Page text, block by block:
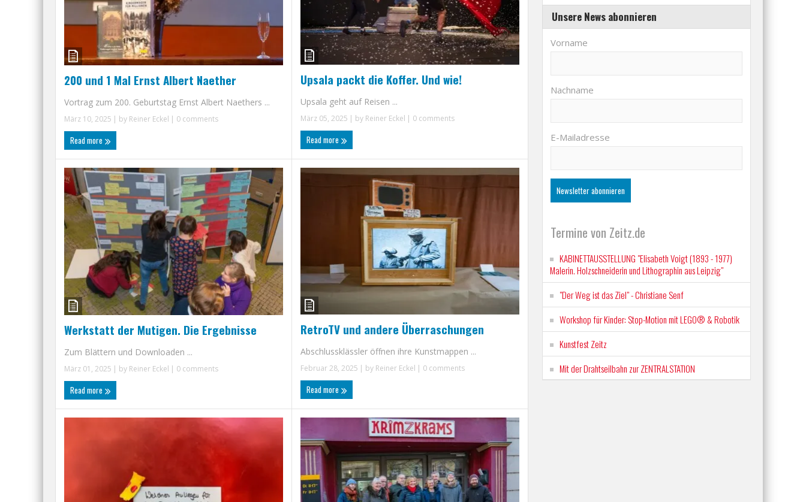
200 und 1 Mal Ernst Albert Naether
Vortrag zum 200. Geburtstag Ernst Albert Naethers ...
März 10, 2025 | by Reiner Eckel | 0 comments
Read more
Upsala packt die Koffer. Und wie!
Upsala geht auf Reisen ...
März 05, 2025 | by Reiner Eckel | 0 comments
Read more
Werkstatt der Mutigen. Die Ergebnisse
Zum Blättern und Downloaden ...
März 01, 2025 | by Reiner Eckel | 0 comments
Read more
RetroTV und andere Überraschungen
Abschlussklässler öffnen ihre Kunstmappen ...
Februar 28, 2025 | by Reiner Eckel | 0 comments
Read more
Unsere News abonnieren
Vorname
Nachname
E-Mailadresse
Termine von Zeitz.de
KABINETTAUSSTELLUNG "Elisabeth Voigt (1893 - 1977)
Malerin. Holzschneiderin und Lithographin aus Leipzig"
"Der Weg ist das Ziel" - Christiane Senf
Workshop für Kinder: Stop-Motion mit LEGO® & Robotik
Kunstfest Zeitz
Mit der Drahtseilbahn zur ZENTRALSTATION